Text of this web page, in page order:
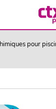
pour